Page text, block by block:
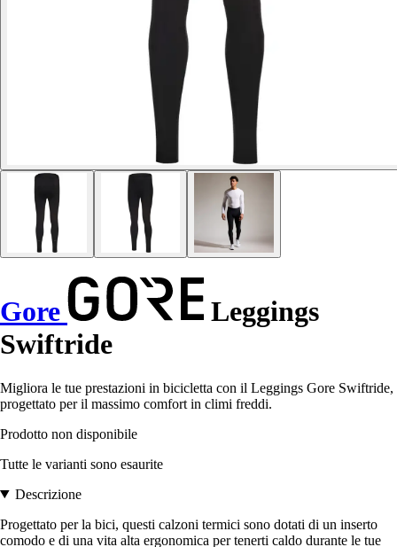
Gore
Leggings
Swiftride
Migliora le tue prestazioni in bicicletta con il Leggings Gore Swiftride,
progettato per il massimo comfort in climi freddi.
Prodotto non disponibile
Tutte le varianti sono esaurite
Descrizione
Progettato per la bici, questi calzoni termici sono dotati di un inserto
comodo e di una vita alta ergonomica per tenerti caldo durante le tue